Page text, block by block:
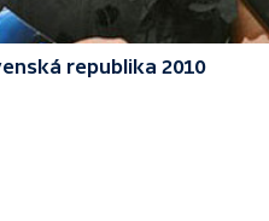
republika 2010